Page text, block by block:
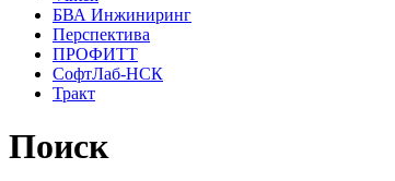
БВА Инжиниринг
Перспектива
ПРОФИТТ
СофтЛаб-НСК
Тракт
Поиск